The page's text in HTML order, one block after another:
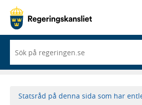
du
börjar
skriva
framträder
Statsråd på denna sida som har